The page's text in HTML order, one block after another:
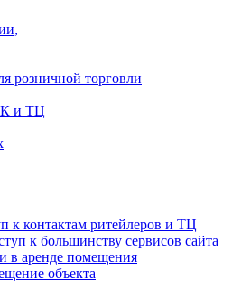
розничной торговли
и ТЦ
к контактам ритейлеров и ТЦ
к большинству сервисов сайта
в аренде помещения
объекта